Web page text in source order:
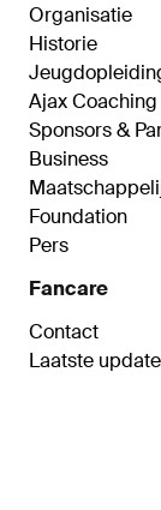
Organisatie
Historie
Ajax
Sponsors &
Business
Foundation
Pers
Fancare
Contact
Laatste